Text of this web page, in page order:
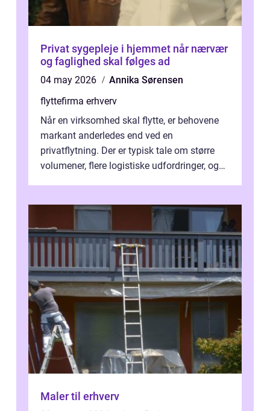
Privat sygepleje i hjemmet når nærvær
og faglighed skal følges ad
04 may 2026
Annika Sørensen
flyttefirma erhverv
Når en virksomhed skal flytte, er behovene
markant anderledes end ved en
privatflytning. Der er typisk tale om større
volumener, flere logistiske udfordringer, og
Maler til erhverv